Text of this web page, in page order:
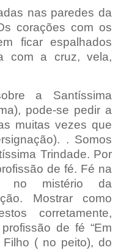
nas paredes da
corações com os
ficar espalhados
com a cruz, vela,
a Santíssima
pode-se pedir a
muitas vezes que
. Somos
Trindade. Por
de fé. Fé na
no mistério da
Mostrar como
corretamente,
de fé “Em
( no peito), do